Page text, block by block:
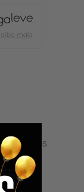
e outros